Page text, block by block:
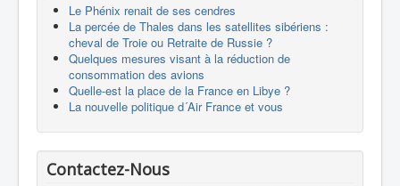
DronesLe Phénix renait de ses cendres
La percée de Thales dans les satellites sibériens :
cheval de Troie ou Retraite de Russie ?
Quelques mesures visant à la réduction de
consommation des avions
Quelle-est la place de la France en Libye ?
La nouvelle politique d´Air France et vous
Contactez-Nous